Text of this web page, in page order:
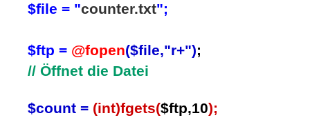
$file = "counter.txt";
$ftp = @fopen($file,"r+");
// Öffnet die Datei
$count = (int)fgets($ftp,10);